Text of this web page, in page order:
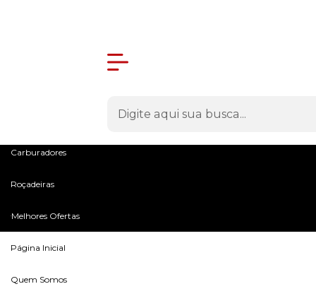
Carburadores
Roçadeiras
Melhores Ofertas
Página Inicial
Quem Somos